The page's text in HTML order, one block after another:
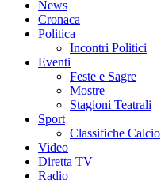
News
Cronaca
Politica
Incontri Politici
Eventi
Feste e Sagre
Mostre
Stagioni Teatrali
Sport
Classifiche Calcio
Video
Diretta TV
Radio